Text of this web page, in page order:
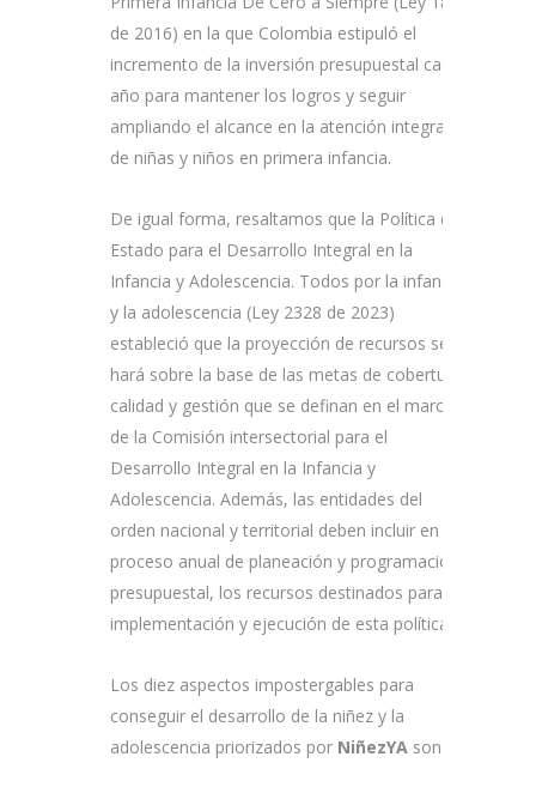
de 2016) en la que Colombia estipuló el
incremento de la inversión presupuestal cada
año para mantener los logros y seguir
ampliando el alcance en la atención integral
de niñas y niños en primera infancia.
De igual forma, resaltamos que la Política de
Estado para el Desarrollo Integral en la
Infancia y Adolescencia. Todos por la infancia
y la adolescencia (Ley 2328 de 2023)
estableció que la proyección de recursos se
hará sobre la base de las metas de cobertura,
calidad y gestión que se definan en el marco
de la Comisión intersectorial para el
Desarrollo Integral en la Infancia y
Adolescencia. Además, las entidades del
orden nacional y territorial deben incluir en su
proceso anual de planeación y programación
presupuestal, los recursos destinados para la
implementación y ejecución de esta política.
Los diez aspectos impostergables para
conseguir el desarrollo de la niñez y la
adolescencia priorizados por NiñezYA son: